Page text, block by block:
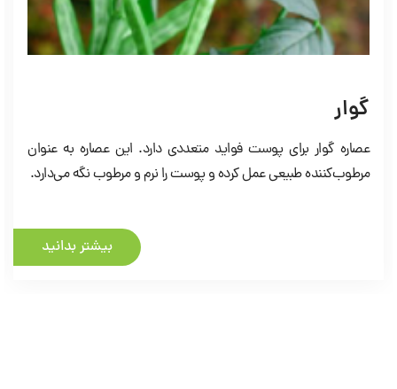
برای پوست فواید متعددی دارد. این عصاره به عنوان
طبیعی عمل کرده و پوست را نرم و مرطوب نگه می‌دارد.
بیشتر بدانید
محافظت
تقویت